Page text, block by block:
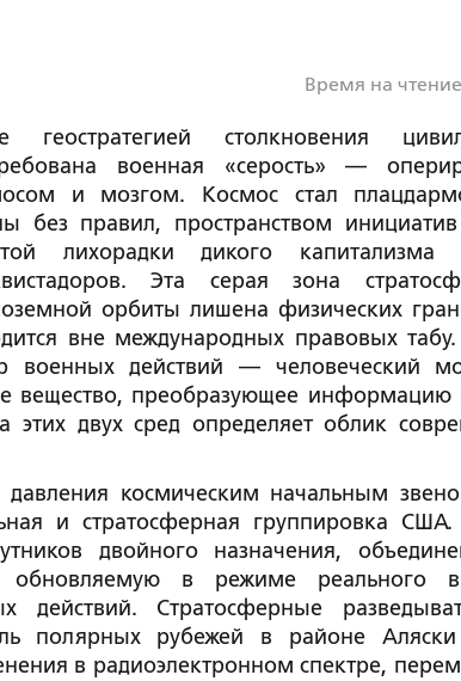
Время на
геостратегией столкновения
военная «серость» —
и мозгом. Космос стал
без правил, пространством
лихорадки дикого капитализма
Эта серая зона
орбиты лишена физических
вне международных правовых
военных действий — человеческий
вещество, преобразующее информацию
двух сред определяет облик
космическим начальным
и стратосферная группировка США.
двойного назначения,
обновляемую в режиме реального
Стратосферные
полярных рубежей в районе
в радиоэлектронном спектре,